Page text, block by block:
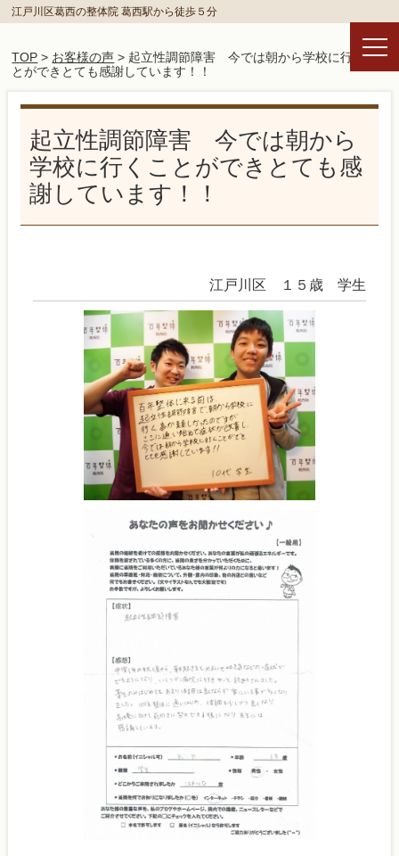
江戸川区葛西の整体院 葛西駅から徒歩５分
TOP > お客様の声 > 起立性調節障害 今では朝から学校に行くこ
とができとても感謝しています！！
起立性調節障害 今では朝から
学校に行くことができとても感
謝しています！！
江戸川区 １５歳 学生